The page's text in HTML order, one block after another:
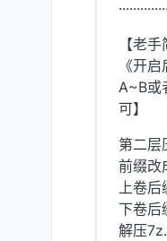
【老
《开
A~B或
可】
第二层
前缀改
上卷后
下卷后
解压